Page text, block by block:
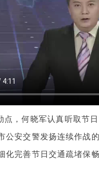
点，何晓军认真听取节
公安交警发扬连续作战
化完善节日交通疏堵保